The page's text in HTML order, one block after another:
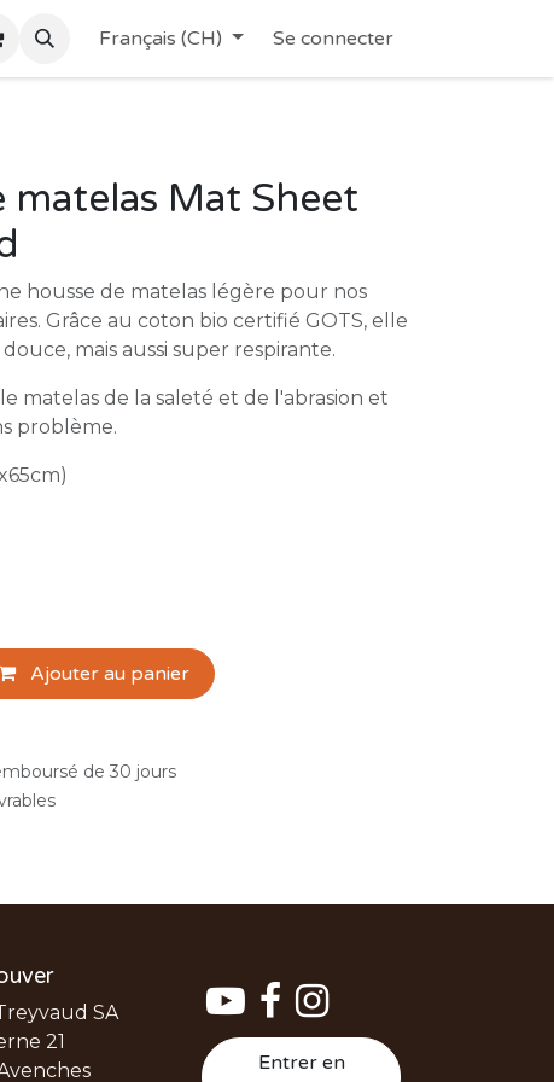
Français (CH) Se connecter
matelas Mat Sheet
housse de matelas légère pour nos
Grâce au coton bio certifié GOTS, elle
mais aussi super respirante.
matelas de la saleté et de l'abrasion et
problème.
Ajouter au panier
de 30 jours
Entrer en
SA
21